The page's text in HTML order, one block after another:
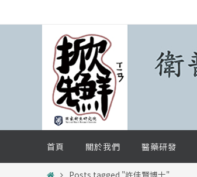
to
content
首頁 關於我們 醫藥研發
HomePosts tagged "許佳賢博士"